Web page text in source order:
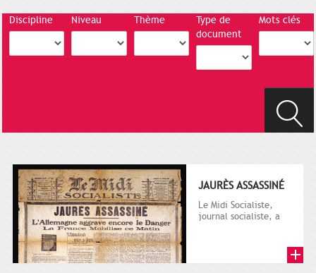
Discipline Niveau Thème
Type de
document
Mots clés
JAURÈS ASSASSINÉ
Le Midi Socialiste,
journal socialiste, a